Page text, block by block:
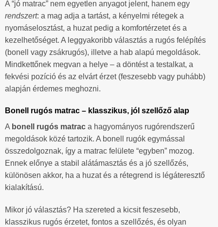
A “jó matrac” nem egyetlen anyagot jelent, hanem egy
rendszert: a mag adja a tartást, a kényelmi rétegek a
nyomáselosztást, a huzat pedig a komfortérzetet és a
kezelhetőséget. A leggyakoribb választás a rugós felépítés
(bonell vagy zsákrugós), illetve a hab alapú megoldások.
Mindkettőnek megvan a helye – a döntést a testalkat, a
fekvési pozíció és az elvárt érzet (feszesebb vagy puhább)
alapján érdemes meghozni.
Bonell rugós matrac – klasszikus, jól szellőző alap
A bonell rugós matrac a hagyományos rugórendszerű
megoldások közé tartozik. A bonell rugók egymással
összedolgoznak, így a matrac felülete “egyben” mozog.
Ennek előnye a stabil alátámasztás és a jó szellőzés,
különösen akkor, ha a huzat és a rétegrend is légáteresztő
kialakítású.
Mikor jó választás? Ha szereted a kicsit feszesebb,
klasszikus rugós érzetet, fontos a szellőzés, és olyan